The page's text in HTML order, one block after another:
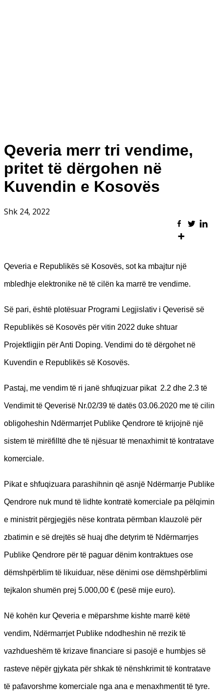
Qeveria merr tri vendime,
pritet të dërgohen në
Kuvendin e Kosovës
Shk 24, 2022
Qeveria e Republikës së Kosovës, sot ka mbajtur një
mbledhje elektronike në të cilën ka marrë tre vendime.
Së pari, është plotësuar Programi Legjislativ i Qeverisë së
Republikës së Kosovës për vitin 2022 duke shtuar
Projektligjin për Anti Doping. Vendimi do të dërgohet në
Kuvendin e Republikës së Kosovës.
Pastaj, me vendim të ri janë shfuqizuar pikat 2.2 dhe 2.3 të
Vendimit të Qeverisë Nr.02/39 të datës 03.06.2020 me të cilin
obligoheshin Ndërmarrjet Publike Qendrore të krijojnë një
sistem të mirëfilltë dhe të njësuar të menaxhimit të kontratave
komerciale.
Pikat e shfuqizuara parashihnin që asnjë Ndërmarrje Publike
Qendrore nuk mund të lidhte kontratë komerciale pa pëlqimin
e ministrit përgjegjës nëse kontrata përmban klauzolë për
zbatimin e së drejtës së huaj dhe detyrim të Ndërmarrjes
Publike Qendrore për të paguar dënim kontraktues ose
dëmshpërblim të likuiduar, nëse dënimi ose dëmshpërblimi
tejkalon shumën prej 5.000,00 € (pesë mije euro).
Në kohën kur Qeveria e mëparshme kishte marrë këtë
vendim, Ndërmarrjet Publike ndodheshin në rrezik të
vazhdueshëm të krizave financiare si pasojë e humbjes së
rasteve nëpër gjykata për shkak të nënshkrimit të kontratave
të pafavorshme komerciale nga ana e menaxhmentit të tyre.